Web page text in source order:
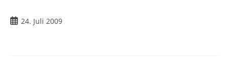
Beitrag
24. Juli 2009